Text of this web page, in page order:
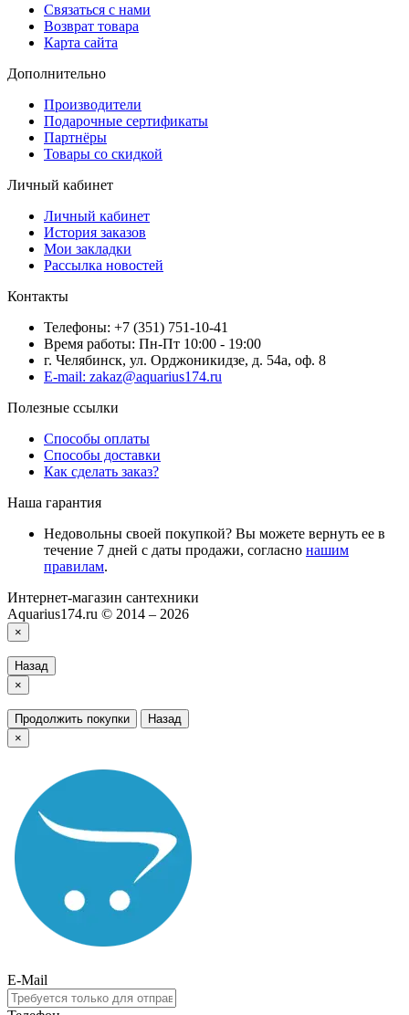
Связаться с нами
Возврат товара
Карта сайта
Дополнительно
Производители
Подарочные сертификаты
Партнёры
Товары со скидкой
Личный кабинет
Личный кабинет
История заказов
Мои закладки
Рассылка новостей
Контакты
Телефоны: +7 (351) 751-10-41
Время работы: Пн-Пт 10:00 - 19:00
г. Челябинск, ул. Орджоникидзе, д. 54а, оф. 8
E-mail: zakaz@aquarius174.ru
Полезные ссылки
Способы оплаты
Способы доставки
Как сделать заказ?
Наша гарантия
Недовольны своей покупкой? Вы можете вернуть ее в
течение 7 дней с даты продажи, согласно нашим
правилам.
Интернет-магазин сантехники
Aquarius174.ru © 2014 – 2026
×
Назад
×
Продолжить покупки
Назад
×
E-Mail